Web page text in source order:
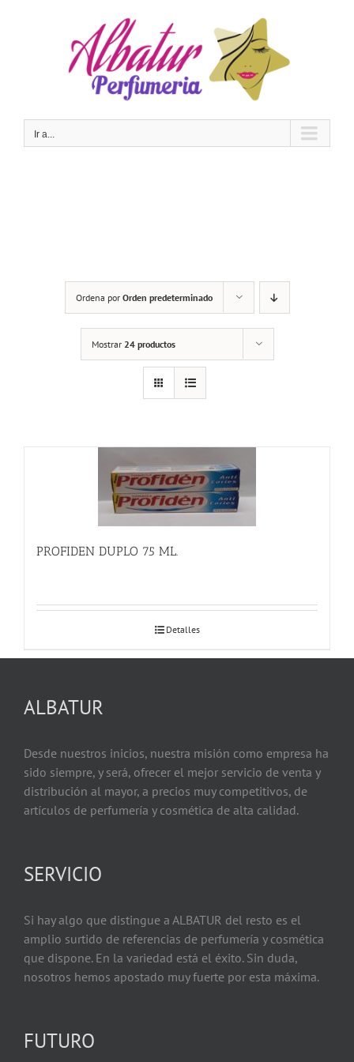
Ir a...
Ordena por Orden predeterminado
Mostrar 24 productos
PROFIDEN DUPLO 75 ML.
Detalles
ALBATUR
Desde nuestros inicios, nuestra misión como empresa ha
sido siempre, y será, ofrecer el mejor servicio de venta y
distribución al mayor, a precios muy competitivos, de
artículos de perfumería y cosmética de alta calidad.
SERVICIO
Si hay algo que distingue a ALBATUR del resto es el
amplio surtido de referencias de perfumería y cosmética
que dispone. En la variedad está el éxito. Sin duda,
nosotros hemos apostado muy fuerte por esta máxima.
FUTURO